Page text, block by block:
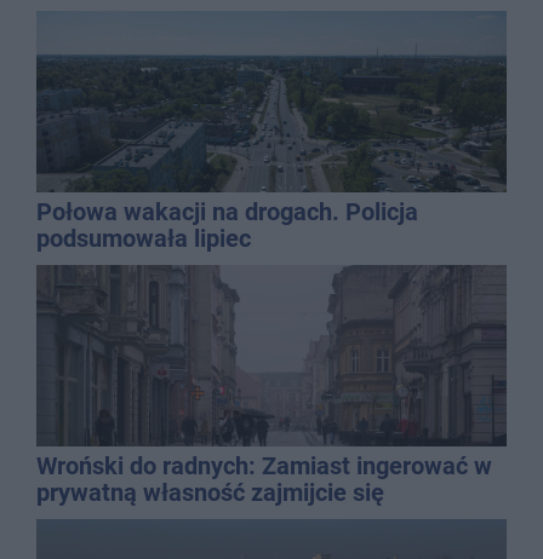
Połowa wakacji na drogach. Policja
podsumowała lipiec
Wroński do radnych: Zamiast ingerować w
prywatną własność zajmijcie się
gospodarką